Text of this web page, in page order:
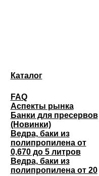
Каталог
FAQ
Аспекты рынка
Банки для пресервов
(Новинки)
Ведра, баки из
полипропилена от
0,670 до 5 литров
Ведра, баки из
полипропилена от 20